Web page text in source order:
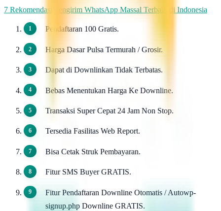
7 Rekomendasi Pengirim WhatsApp Massal Terbaik di Indonesia
Pendaftaran 100 Gratis.
Harga Dasar Pulsa Termurah / Grosir.
Dapat di Downlinkan Tidak Terbatas.
Bebas Menentukan Harga Ke Downline.
Transaksi Super Cepat 24 Jam Non Stop.
Tersedia Fasilitas Web Report.
Bisa Cetak Struk Pembayaran.
Fitur SMS Buyer GRATIS.
Fitur Pendaftaran Downline Otomatis / Autowp-
signup.php Downline GRATIS.